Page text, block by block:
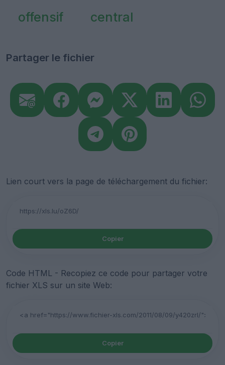
offensif
central
Partager le fichier
Lien court vers la page de téléchargement du fichier:
Copier
Code HTML - Recopiez ce code pour partager votre
fichier XLS sur un site Web:
Copier